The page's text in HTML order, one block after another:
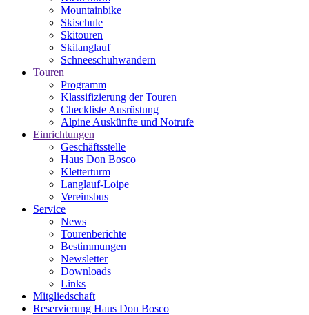
Mountainbike
Skischule
Skitouren
Skilanglauf
Schneeschuhwandern
Touren
Programm
Klassifizierung der Touren
Checkliste Ausrüstung
Alpine Auskünfte und Notrufe
Einrichtungen
Geschäftsstelle
Haus Don Bosco
Kletterturm
Langlauf-Loipe
Vereinsbus
Service
News
Tourenberichte
Bestimmungen
Newsletter
Downloads
Links
Mitgliedschaft
Reservierung Haus Don Bosco